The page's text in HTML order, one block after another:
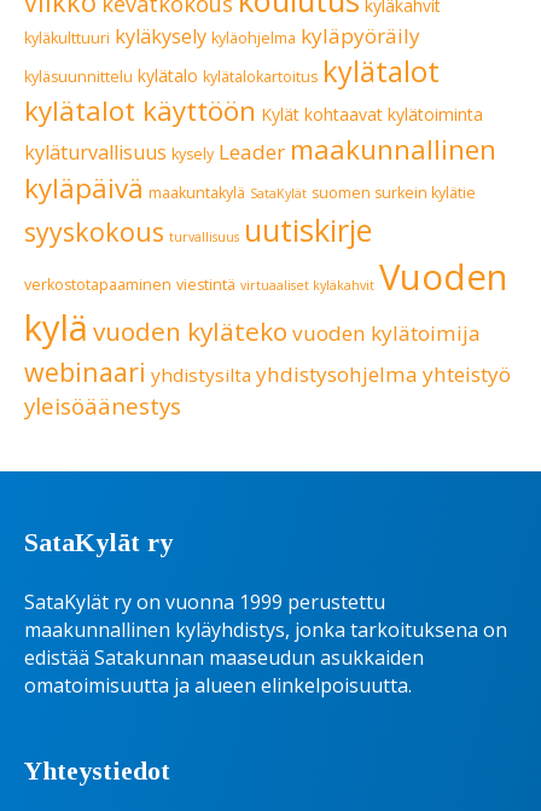
kyläkahvit
kyläkulttuuri kyläkysely kyläohjelma kyläpyöräily
kyläsuunnittelu kylätalo kylätalokartoitus kylätalot
kylätalot käyttöön Kylät kohtaavat kylätoiminta
kyläturvallisuus kysely Leader maakunnallinen
kyläpäivä maakuntakylä SataKylät suomen surkein kylätie
syyskokous turvallisuus uutiskirje
verkostotapaaminen viestintä virtuaaliset kyläkahvit Vuoden
kylä vuoden kyläteko vuoden kylätoimija
webinaari yhdistysilta yhdistysohjelma yhteistyö
yleisöäänestys
SataKylät ry
SataKylät ry on vuonna 1999 perustettu
maakunnallinen kyläyhdistys, jonka tarkoituksena on
edistää Satakunnan maaseudun asukkaiden
omatoimisuutta ja alueen elinkelpoisuutta.
Yhteystiedot